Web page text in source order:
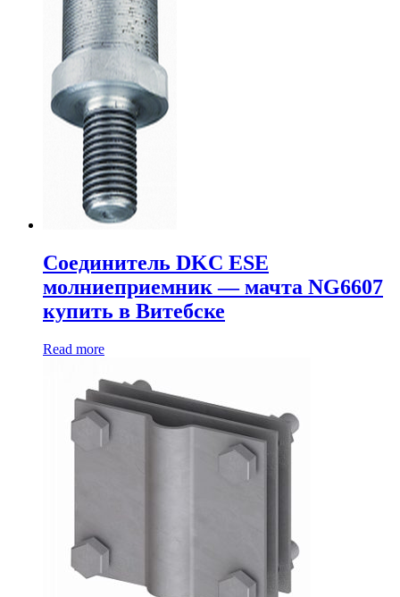
Соединитель DKC ESE
молниеприемник — мачта NG6607
купить в Витебске
Read more